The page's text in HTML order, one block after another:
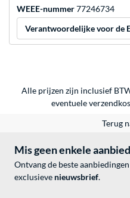
WEEE-nummer77246734
Verantwoordelijke voor de
Alle prijzen zijn inclusief
eventuele
Terug
Mis geen enkele
Ontvang de beste
exclusieve nieuwsbrief.